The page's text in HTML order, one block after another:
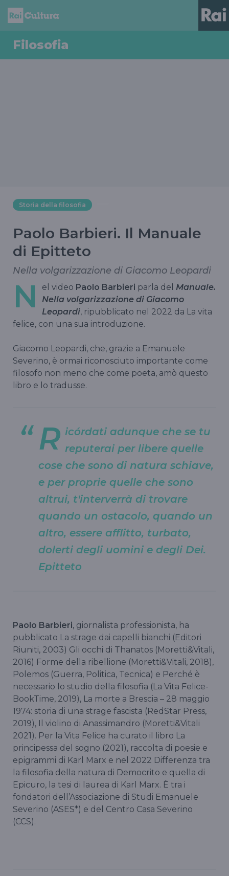
Filosofia
Storia della filosofia
Paolo Barbieri. Il Manuale
di Epitteto
Nella volgarizzazione di Giacomo Leopardi
N el video Paolo Barbieri parla del Manuale.
Nella volgarizzazione di Giacomo
Leopardi, ripubblicato nel 2022 da La vita
felice, con una sua introduzione.
Giacomo Leopardi, che, grazie a Emanuele
Severino, è ormai riconosciuto importante come
filosofo non meno che come poeta, amò questo
libro e lo tradusse.
R icórdati adunque che se tu
reputerai per libere quelle
cose che sono di natura schiave,
e per proprie quelle che sono
altrui, t'interverrà di trovare
quando un ostacolo, quando un
altro, essere afflitto, turbato,
dolerti degli uomini e degli Dei.
Epitteto
Paolo Barbieri, giornalista professionista, ha
pubblicato La strage dai capelli bianchi (Editori
Riuniti, 2003) Gli occhi di Thanatos (Moretti&Vitali,
2016) Forme della ribellione (Moretti&Vitali, 2018),
Polemos (Guerra, Politica, Tecnica) e Perché è
necessario lo studio della filosofia (La Vita Felice-
BookTime, 2019), La morte a Brescia – 28 maggio
1974: storia di una strage fascista (RedStar Press,
2019), Il violino di Anassimandro (Moretti&Vitali
2021). Per la Vita Felice ha curato il libro La
principessa del sogno (2021), raccolta di poesie e
epigrammi di Karl Marx e nel 2022 Differenza tra
la filosofia della natura di Democrito e quella di
Epicuro, la tesi di laurea di Karl Marx. È tra i
fondatori dell’Associazione di Studi Emanuele
Severino (ASES*) e del Centro Casa Severino
(CCS).